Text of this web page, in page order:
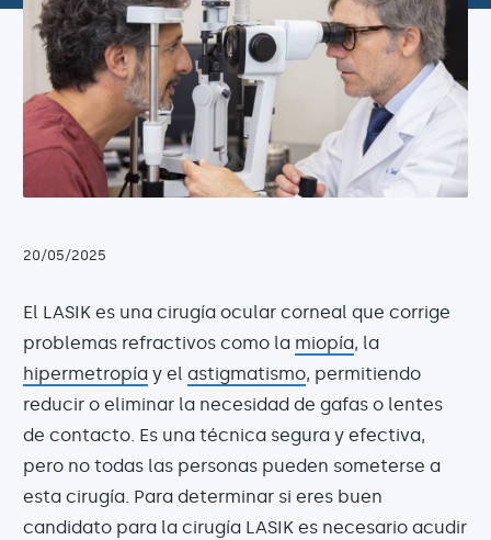
20/05/2025
El LASIK es una cirugía ocular corneal que corrige
problemas refractivos como la miopía, la
hipermetropía y el astigmatismo, permitiendo
reducir o eliminar la necesidad de gafas o lentes
de contacto. Es una técnica segura y efectiva,
pero no todas las personas pueden someterse a
esta cirugía. Para determinar si eres buen
candidato para la cirugía LASIK es necesario acudir